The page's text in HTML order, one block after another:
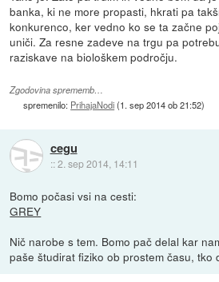
banka, ki ne more propasti, hkrati pa
konkurenco, ker vedno ko se ta začne
uniči. Za resne zadeve na trgu pa
raziskave na biološkem področju.
Zgodovina sprememb…
spremenilo: PrihajaNodi(1. sep 2014 ob 21:52)
cegu
::2. sep 2014, 14:11
Bomo počasi vsi na cesti:
GREY
Nič narobe s tem. Bomo pač delal kar
paše študirat fiziko ob prostem času, tko